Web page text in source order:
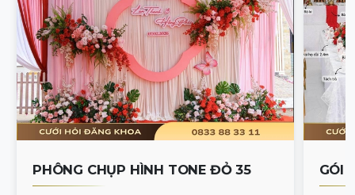
PHÔNG CHỤP HÌNH TONE ĐỎ 35 GÓI